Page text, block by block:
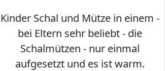
Kinder Schal und Mütze in einem -
bei Eltern sehr beliebt - die
Schalmützen - nur einmal
aufgesetzt und es ist warm.